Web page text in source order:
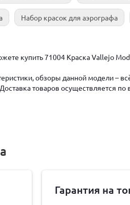
Набор красок для аэрографа
купить 71004 Краска Vallejo
обзоры данной модели –
товаров осуществляется
Гарантия на